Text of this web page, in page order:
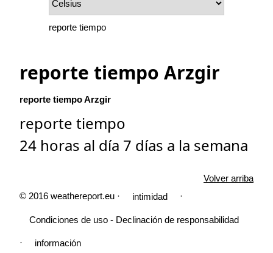
reporte tiempo
reporte tiempo Arzgir
reporte tiempo Arzgir
reporte tiempo
24 horas al día 7 días a la semana
Volver arriba
© 2016 weathereport.eu ·
intimidad ·
Condiciones de uso - Declinación de responsabilidad
· información